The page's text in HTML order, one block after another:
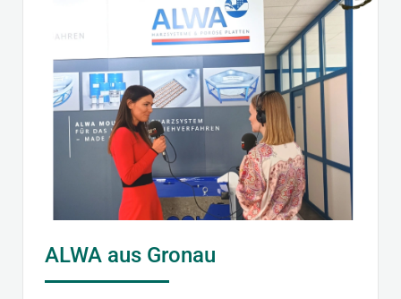
ALWA aus Gronau